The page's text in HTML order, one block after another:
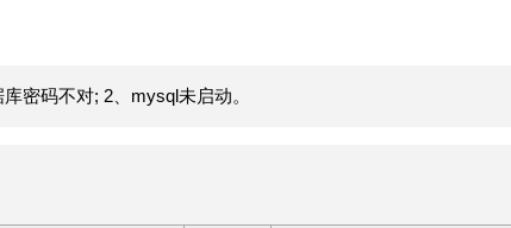
密码不对; 2、mysql未启动。